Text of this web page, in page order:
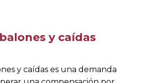
y caídas
y caídas es una demanda